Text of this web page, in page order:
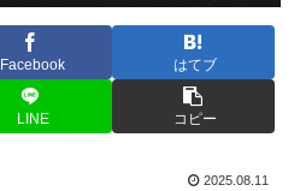
Facebook はてブ
LINE コピー
2025.08.11